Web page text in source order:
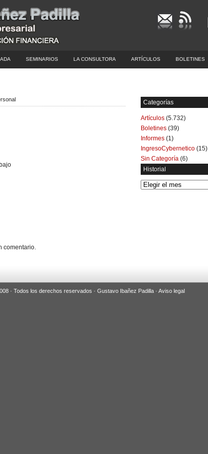
SEMINARIOS LA CONSULTORA ARTÍCULOS BOLETINES
comentario.
Categorías
Artículos (5.732)
Boletines (39)
Informes (1)
IngresoCybernetico (15)
Sin Categoría (6)
Historial
Historial
· Todos los derechos reservados · Gustavo Ibañez Padilla · Aviso legal